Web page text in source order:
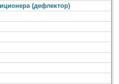
(дефлектор)